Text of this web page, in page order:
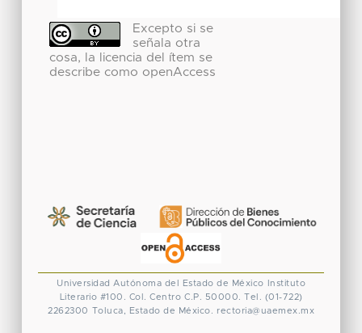
Excepto si se
señala otra
cosa, la licencia del ítem se
describe como openAccess
Universidad Autónoma del Estado de México
Instituto
Literario #100. Col. Centro C.P. 50000. Tel. (01-722)
2262300 Toluca, Estado de México. rectoria@uaemex.mx